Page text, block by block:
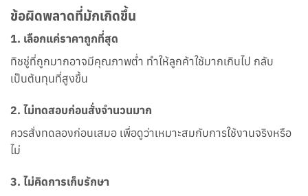
ข้อผิดพลาดที่มักเกิดขึ้น
1. เลือกแค่ราคาถูกที่สุด
ทิชชู่ที่ถูกมากอาจมีคุณภาพต่ำ ทำให้ลูกค้าใช้มากเกินไป กลับ
เป็นต้นทุนที่สูงขึ้น
2. ไม่ทดสอบก่อนสั่งจำนวนมาก
ควรสั่งทดลองก่อนเสมอ เพื่อดูว่าเหมาะสมกับการใช้งานจริงหรือ
ไม่
3. ไม่คิดการเก็บรักษา